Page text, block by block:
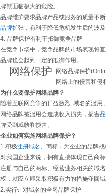
牌就面临极大的危险。
品牌维护要求品牌产品或服务的质量不
品牌扩张 ，有利于降低危机发生后的波
4. 品牌保护有利于抵御竞争品牌
在竞争市场中，竞争品牌的市场表现将
品牌也会起到一定的抵御作用。
网络保护
网络品牌保护
网络上的侵害和侵
为什么要保护网络品牌？
随着互联网竞争的日益激烈, 域名的滥
网络品牌被滥用会造成收入损失，损害
牌受到威胁和损害。
企业如何实施网络品牌保护？
1.积极注册域名 、商标，为企业的品牌战
对我国企业来说，拥有直接体现自己商
注册与自己的商标、经营业务相关的域
权，就应立即采取积极有力的措施夺回
2.实行针对域名的全网品牌保护